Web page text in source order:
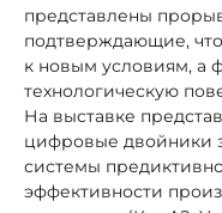
представлены
подтверждающие,
к новым условиям, а
технологическую
На выставке
цифровые двойники
системы
эффективности